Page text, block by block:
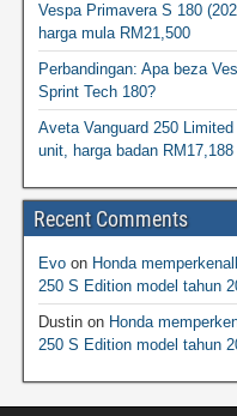
Vespa Primavera S 180
harga mula RM21,500
Perbandingan: Apa beza
Sprint Tech 180?
Aveta Vanguard 250
unit, harga badan RM17,188
Recent Comments
Evo on Honda
250 S Edition model tahun
Dustin on Honda
250 S Edition model tahun